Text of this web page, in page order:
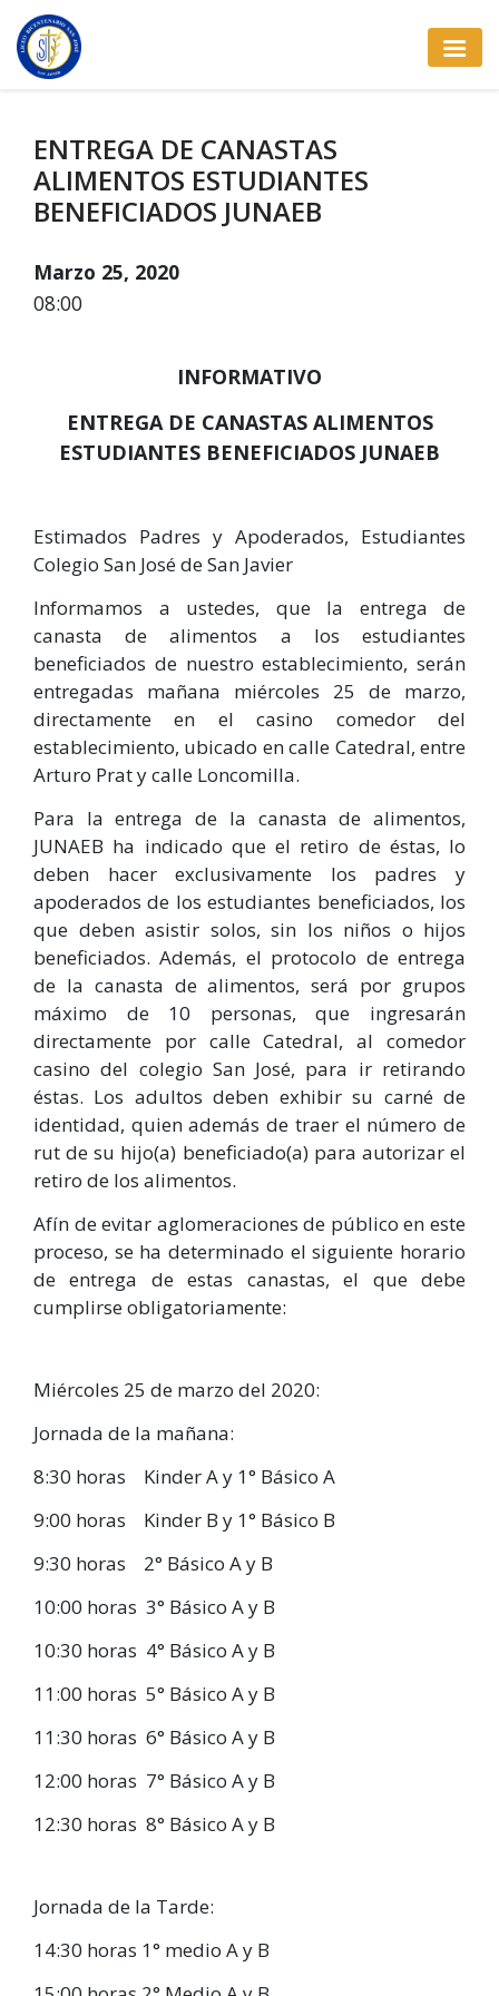
ENTREGA DE CANASTAS
ALIMENTOS ESTUDIANTES
BENEFICIADOS JUNAEB
Marzo 25, 2020
08:00
INFORMATIVO
ENTREGA DE CANASTAS ALIMENTOS
ESTUDIANTES BENEFICIADOS JUNAEB
Estimados Padres y Apoderados, Estudiantes
Colegio San José de San Javier
Informamos a ustedes, que la entrega de
canasta de alimentos a los estudiantes
beneficiados de nuestro establecimiento, serán
entregadas mañana miércoles 25 de marzo,
directamente en el casino comedor del
establecimiento, ubicado en calle Catedral, entre
Arturo Prat y calle Loncomilla.
Para la entrega de la canasta de alimentos,
JUNAEB ha indicado que el retiro de éstas, lo
deben hacer exclusivamente los padres y
apoderados de los estudiantes beneficiados, los
que deben asistir solos, sin los niños o hijos
beneficiados. Además, el protocolo de entrega
de la canasta de alimentos, será por grupos
máximo de 10 personas, que ingresarán
directamente por calle Catedral, al comedor
casino del colegio San José, para ir retirando
éstas. Los adultos deben exhibir su carné de
identidad, quien además de traer el número de
rut de su hijo(a) beneficiado(a) para autorizar el
retiro de los alimentos.
Afín de evitar aglomeraciones de público en este
proceso, se ha determinado el siguiente horario
de entrega de estas canastas, el que debe
cumplirse obligatoriamente:
Miércoles 25 de marzo del 2020:
Jornada de la mañana:
8:30 horas Kinder A y 1° Básico A
9:00 horas Kinder B y 1° Básico B
9:30 horas 2° Básico A y B
10:00 horas 3° Básico A y B
10:30 horas 4° Básico A y B
11:00 horas 5° Básico A y B
11:30 horas 6° Básico A y B
12:00 horas 7° Básico A y B
12:30 horas 8° Básico A y B
Jornada de la Tarde:
14:30 horas 1° medio A y B